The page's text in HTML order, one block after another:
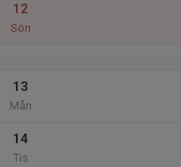
12
Sön
13
Mån
14
Tis